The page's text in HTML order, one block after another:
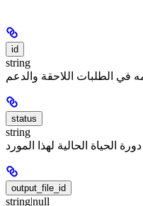
id
string
status
string
output_file_id
string|null